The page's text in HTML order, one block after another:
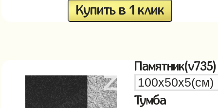
Купить в 1 клик
Памятник(v735)
Тумба